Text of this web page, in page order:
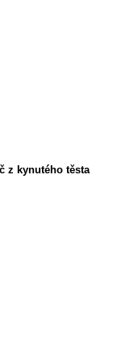
z kynutého těsta